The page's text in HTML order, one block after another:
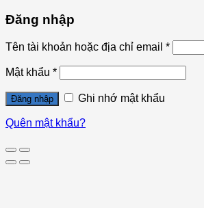
Đăng nhập
Tên tài khoản hoặc địa chỉ email *
Mật khẩu *
Đăng nhập Ghi nhớ mật khẩu
Quên mật khẩu?